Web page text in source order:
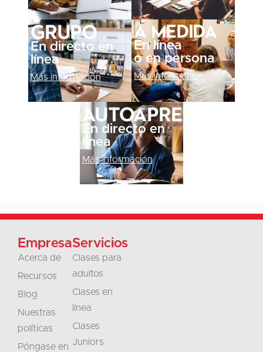
Grupo
En directo en
línea
Más información
A medida
En línea
o en persona
Más información
Autoaprendizaje
En directo en
línea
Más información
Empresa
Acerca de
Recursos
Blog
Nuestras
políticas
Póngase en
Servicios
Clases para
adultos
Clases en
línea
Clases
Juniors